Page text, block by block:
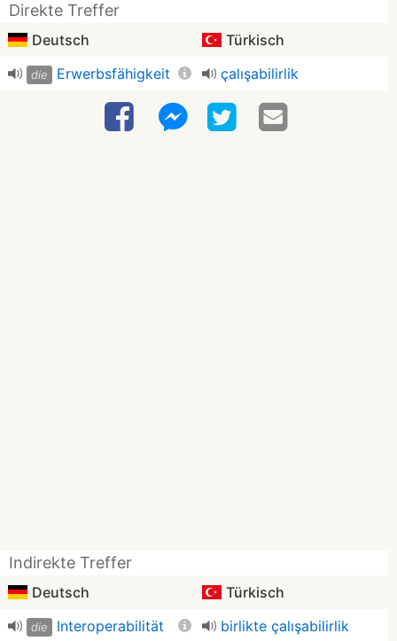
Direkte Treffer
Deutsch Türkisch
die Erwerbsfähigkeit çalışabilirlik
Indirekte Treffer
Deutsch Türkisch
die Interoperabilität birlikte çalışabilirlik